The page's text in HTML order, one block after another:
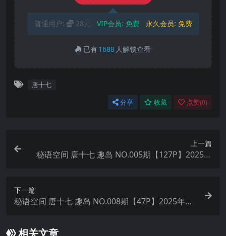
普通用户: 28元 VIP会员: 免费 永久会员: 免费
已有1688 人解锁查看
唐十七
分享 收藏 点赞(0)
上一篇
秘语空间 唐十七 趣岛 NO.005期【127P】2025年
下一篇
秘语空间 唐十七 趣岛 NO.008期【47P】2025年最
相关文章